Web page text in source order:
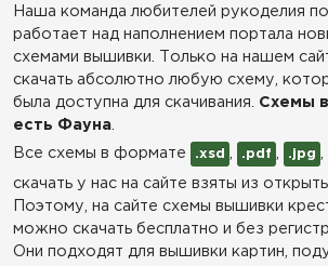
Наша команда любителей рукоделия
работает над наполнением портала
схемами вышивки. Только на нашем
скачать абсолютно любую схему,
была доступна для скачивания. Схемы
есть Фауна
Все схемы в формате
.xsd .pdf .jpg
скачать у нас на сайте взяты из
Поэтому, на сайте схемы вышивки
можно скачать бесплатно и без
Они подходят для вышивки картин,